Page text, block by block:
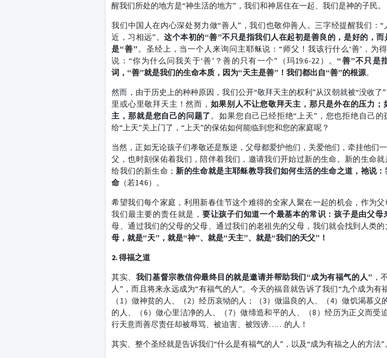
醒我们所处的地方是“神生活的地方”，我们和神居住在一起、我们是神的子民。
我们中国人在内心深处努力做“善人”，我们也敬仰善人。三字经提醒我们：
近，习相远”。这个本初的“善”不只是指我们人在起初是善良的，是好的，
是“善”。圣经上，当一个人来询问主耶稣说：“师父！我该行什么‘善’，为
说：“你为什么问我关于‘善’？善的只有一个”（玛19:6-22）。“善”不只是
词，“善”就是我们的生命本质，因为“天主是善”！我们都出自“善”的根源。
然而，由于历史上的种种原因，我们公开“敬拜天主的权利”从汉朝就被“没收了
里或心里敬拜天主！然而， 如果别人不让您敬拜天主，那只是外在的压力；
主，那就是您自己的问题了。如果您自己已经拒绝“上天”，您也拒绝自己的
给“上天”关上门了，“上天”的保佑如何能临到您和您的家庭呢？
当然，正如无论孩子们孝敬还是叛逆，父母都爱护他们，关爱他们，牵挂他们
父，也时刻保佑着我们，陪伴着我们，邀请我们开始过新的生命。新的生命
给我们的新生命； 新的生命就是主耶稣教导我们如何生活的生命之道，祂说
命 （若14:6）。
希望我们每个家庭，利用新春佳节这个难得的全家人聚在一起的机会，作为父
我们最主要的责任就是， 要让孩子们知道一个最基本的常识：孩子是由父母
母、通过我们的父母的父母、通过我们的老祖先的父母，我们就会找到人类的
母，就是“天”，就是“神”、就是“天主”、就是“我们的天父”！
2. 得福之道
其实、 我们基督宗教信仰最终目的就是邀请并帮助我们“成为有福气的人” ，
人”，而且将来永远成为“有福气的人”。今天的福音就告诉了我们“九个成为有
（1）做神贫的人、（2）经历哀恸的人；（3）做温良的人、（4）做饥渴慕义
的人、（6）做心里洁净的人、（7）做缔造和平的人、（8）经历为正义而受
行天意而善尽责任却被辱骂、被迫害、被毁谤……的人！
其实、整个圣经就是告诉我们“什么是有福气的人”，以及“成为有福之人的方法”